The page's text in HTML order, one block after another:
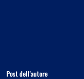
Post dell'autore